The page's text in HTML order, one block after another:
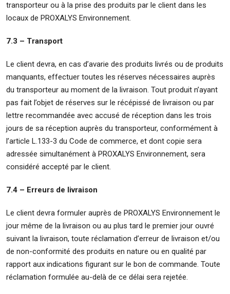
transporteur ou à la prise des produits par le client dans les
locaux de PROXALYS Environnement.
7.3 – Transport
Le client devra, en cas d’avarie des produits livrés ou de produits
manquants, effectuer toutes les réserves nécessaires auprès
du transporteur au moment de la livraison. Tout produit n’ayant
pas fait l’objet de réserves sur le récépissé de livraison ou par
lettre recommandée avec accusé de réception dans les trois
jours de sa réception auprès du transporteur, conformément à
l’article L.133-3 du Code de commerce, et dont copie sera
adressée simultanément à PROXALYS Environnement, sera
considéré accepté par le client.
7.4 – Erreurs de livraison
Le client devra formuler auprès de PROXALYS Environnement le
jour même de la livraison ou au plus tard le premier jour ouvré
suivant la livraison, toute réclamation d’erreur de livraison et/ou
de non-conformité des produits en nature ou en qualité par
rapport aux indications figurant sur le bon de commande. Toute
réclamation formulée au-delà de ce délai sera rejetée.